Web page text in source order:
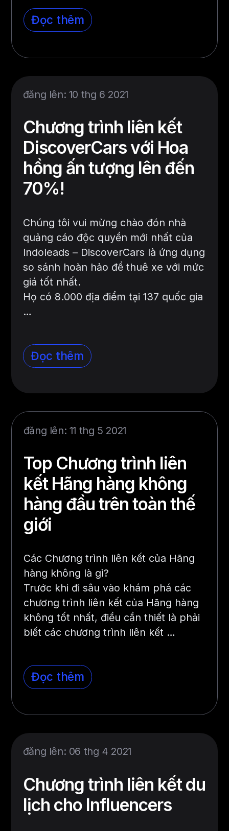
Đọc thêm
đăng lên: 10 thg 6 2021
Chương trình liên kết
DiscoverCars với Hoa
hồng ấn tượng lên đến
70%!
​​Chúng tôi vui mừng chào đón nhà
quảng cáo độc quyền mới nhất của
Indoleads – DiscoverCars là ứng dụng
so sánh hoàn hảo để thuê xe với mức
giá tốt nhất.
Họ có 8.000 địa điểm tại 137 quốc gia
…
Đọc thêm
đăng lên: 11 thg 5 2021
Top Chương trình liên
kết Hãng hàng không
hàng đầu trên toàn thế
giới
Các Chương trình liên kết của Hãng
hàng không là gì?
Trước khi đi sâu vào khám phá các
chương trình liên kết của Hãng hàng
không tốt nhất, điều cần thiết là phải
biết các chương trình liên kết …
Đọc thêm
đăng lên: 06 thg 4 2021
Chương trình liên kết du
lịch cho Influencers